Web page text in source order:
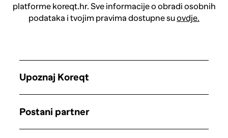
platforme koreqt.hr. Sve informacije o obradi osobnih
podataka i tvojim pravima dostupne suovdje.
Upoznaj Koreqt
Postani partner